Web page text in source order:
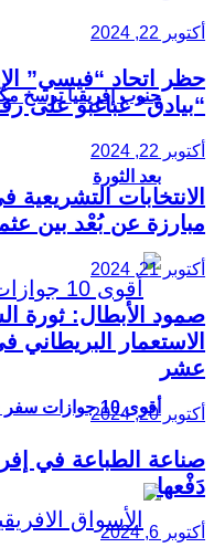
جنوب إفريقيا ترسخ
بعد الثورة
أقوى 10 جوازات سفر في إفريقيا لعام 2026
أكتوبر 22, 2024
حظر اتحاد “فيسي”
“بيادق” غباغبو على
أكتوبر 22, 2024
الانتخابات
مبارزة عن بُعْد بين
أكتوبر 21, 2024
صمود الأبطال: ثورة
الاستعمار البريطاني
عشر
أكتوبر 20, 2024
صناعة الطباعة في
دَفْعها
أكتوبر 6, 2024